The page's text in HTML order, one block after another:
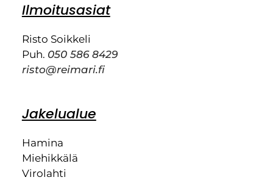
Ilmoitusasiat
Risto Soikkeli
Puh. 050 586 8429
risto@reimari.fi
Jakelualue
Hamina
Miehikkälä
Virolahti